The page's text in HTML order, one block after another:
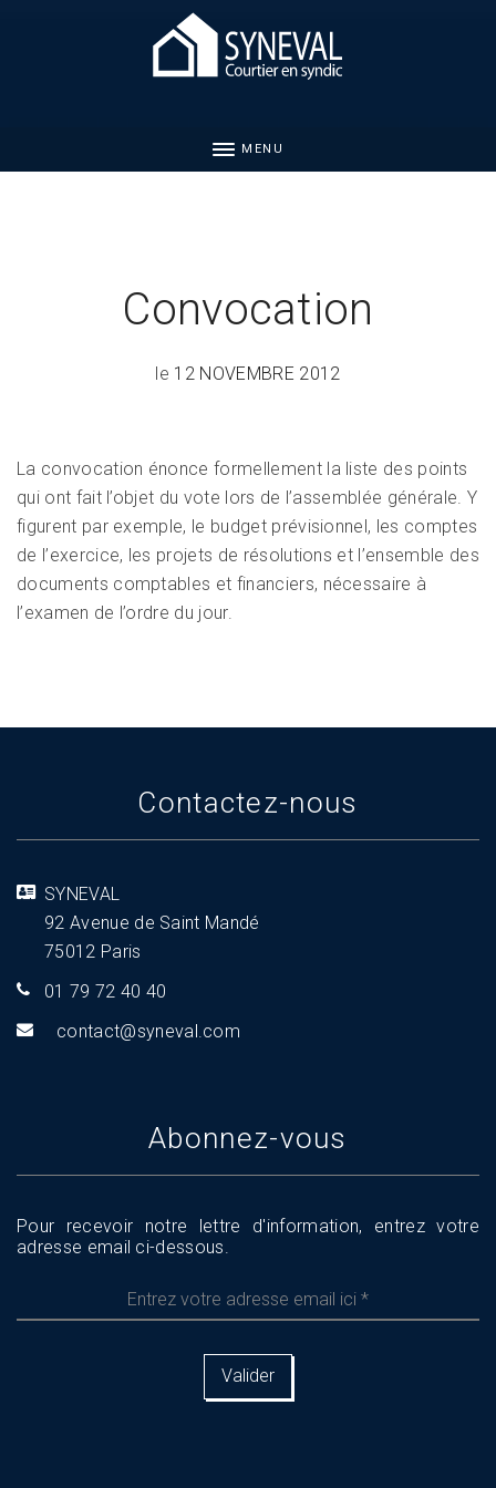
MENU
Convocation
le 12 NOVEMBRE 2012
La convocation énonce formellement la liste des points
qui ont fait l’objet du vote lors de l’assemblée générale. Y
figurent par exemple, le budget prévisionnel, les comptes
de l’exercice, les projets de résolutions et l’ensemble des
documents comptables et financiers, nécessaire à
l’examen de l’ordre du jour.
Contactez-nous
SYNEVAL
92 Avenue de Saint Mandé
75012 Paris
01 79 72 40 40
moc.l
aveny
s@tca
tnoc
Abonnez-vous
Pour recevoir notre lettre d'information, entrez votre
adresse email ci-dessous.
votre
ici